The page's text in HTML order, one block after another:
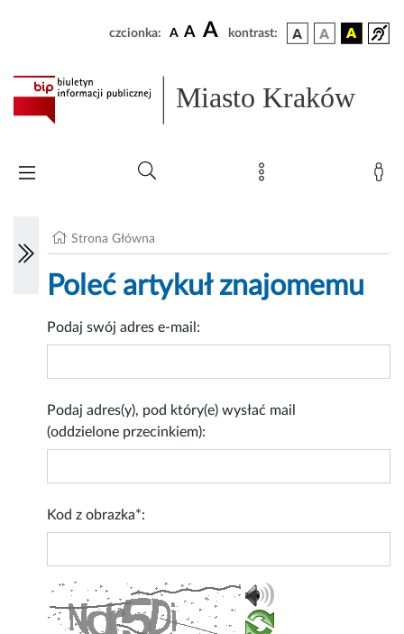
czcionka: A A A kontrast:
Miasto Kraków
Strona Główna
Poleć artykuł znajomemu
Podaj swój adres e-mail:
Podaj adres(y), pod który(e) wysłać mail
(oddzielone przecinkiem):
Kod z obrazka*: